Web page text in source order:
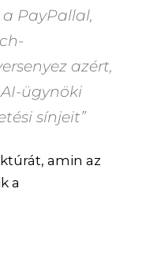
PayPallal,
azért,
ügynöki
sínjeit”
amin az
a